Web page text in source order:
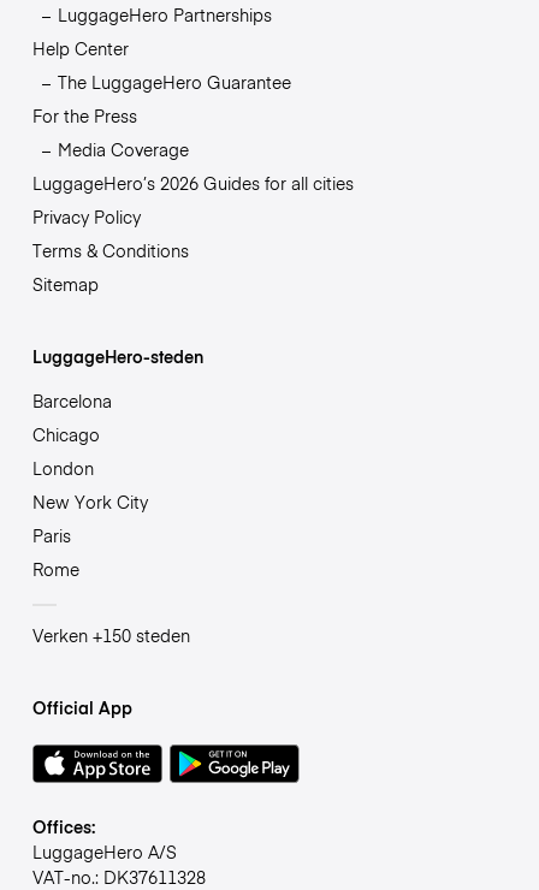
LuggageHero Partnerships
Help Center
The LuggageHero Guarantee
For the Press
Media Coverage
LuggageHero’s 2026 Guides for all cities
Privacy Policy
Terms & Conditions
Sitemap
LuggageHero-steden
Barcelona
Chicago
London
New York City
Paris
Rome
Verken +150 steden
Official App
Offices:
LuggageHero A/S
VAT-no.: DK37611328